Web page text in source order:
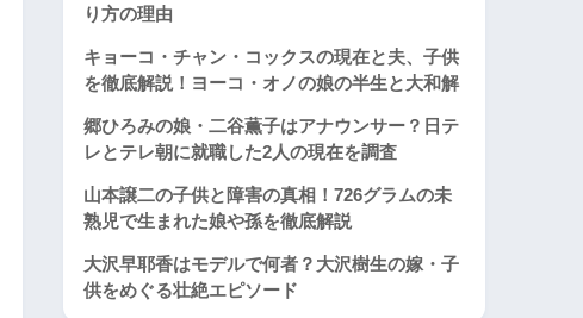
り方の理由
キョーコ・チャン・コックスの現在と夫、子供
を徹底解説！ヨーコ・オノの娘の半生と大和解
郷ひろみの娘・二谷薫子はアナウンサー？日テ
レとテレ朝に就職した2人の現在を調査
山本譲二の子供と障害の真相！726グラムの未
熟児で生まれた娘や孫を徹底解説
大沢早耶香はモデルで何者？大沢樹生の嫁・子
供をめぐる壮絶エピソード